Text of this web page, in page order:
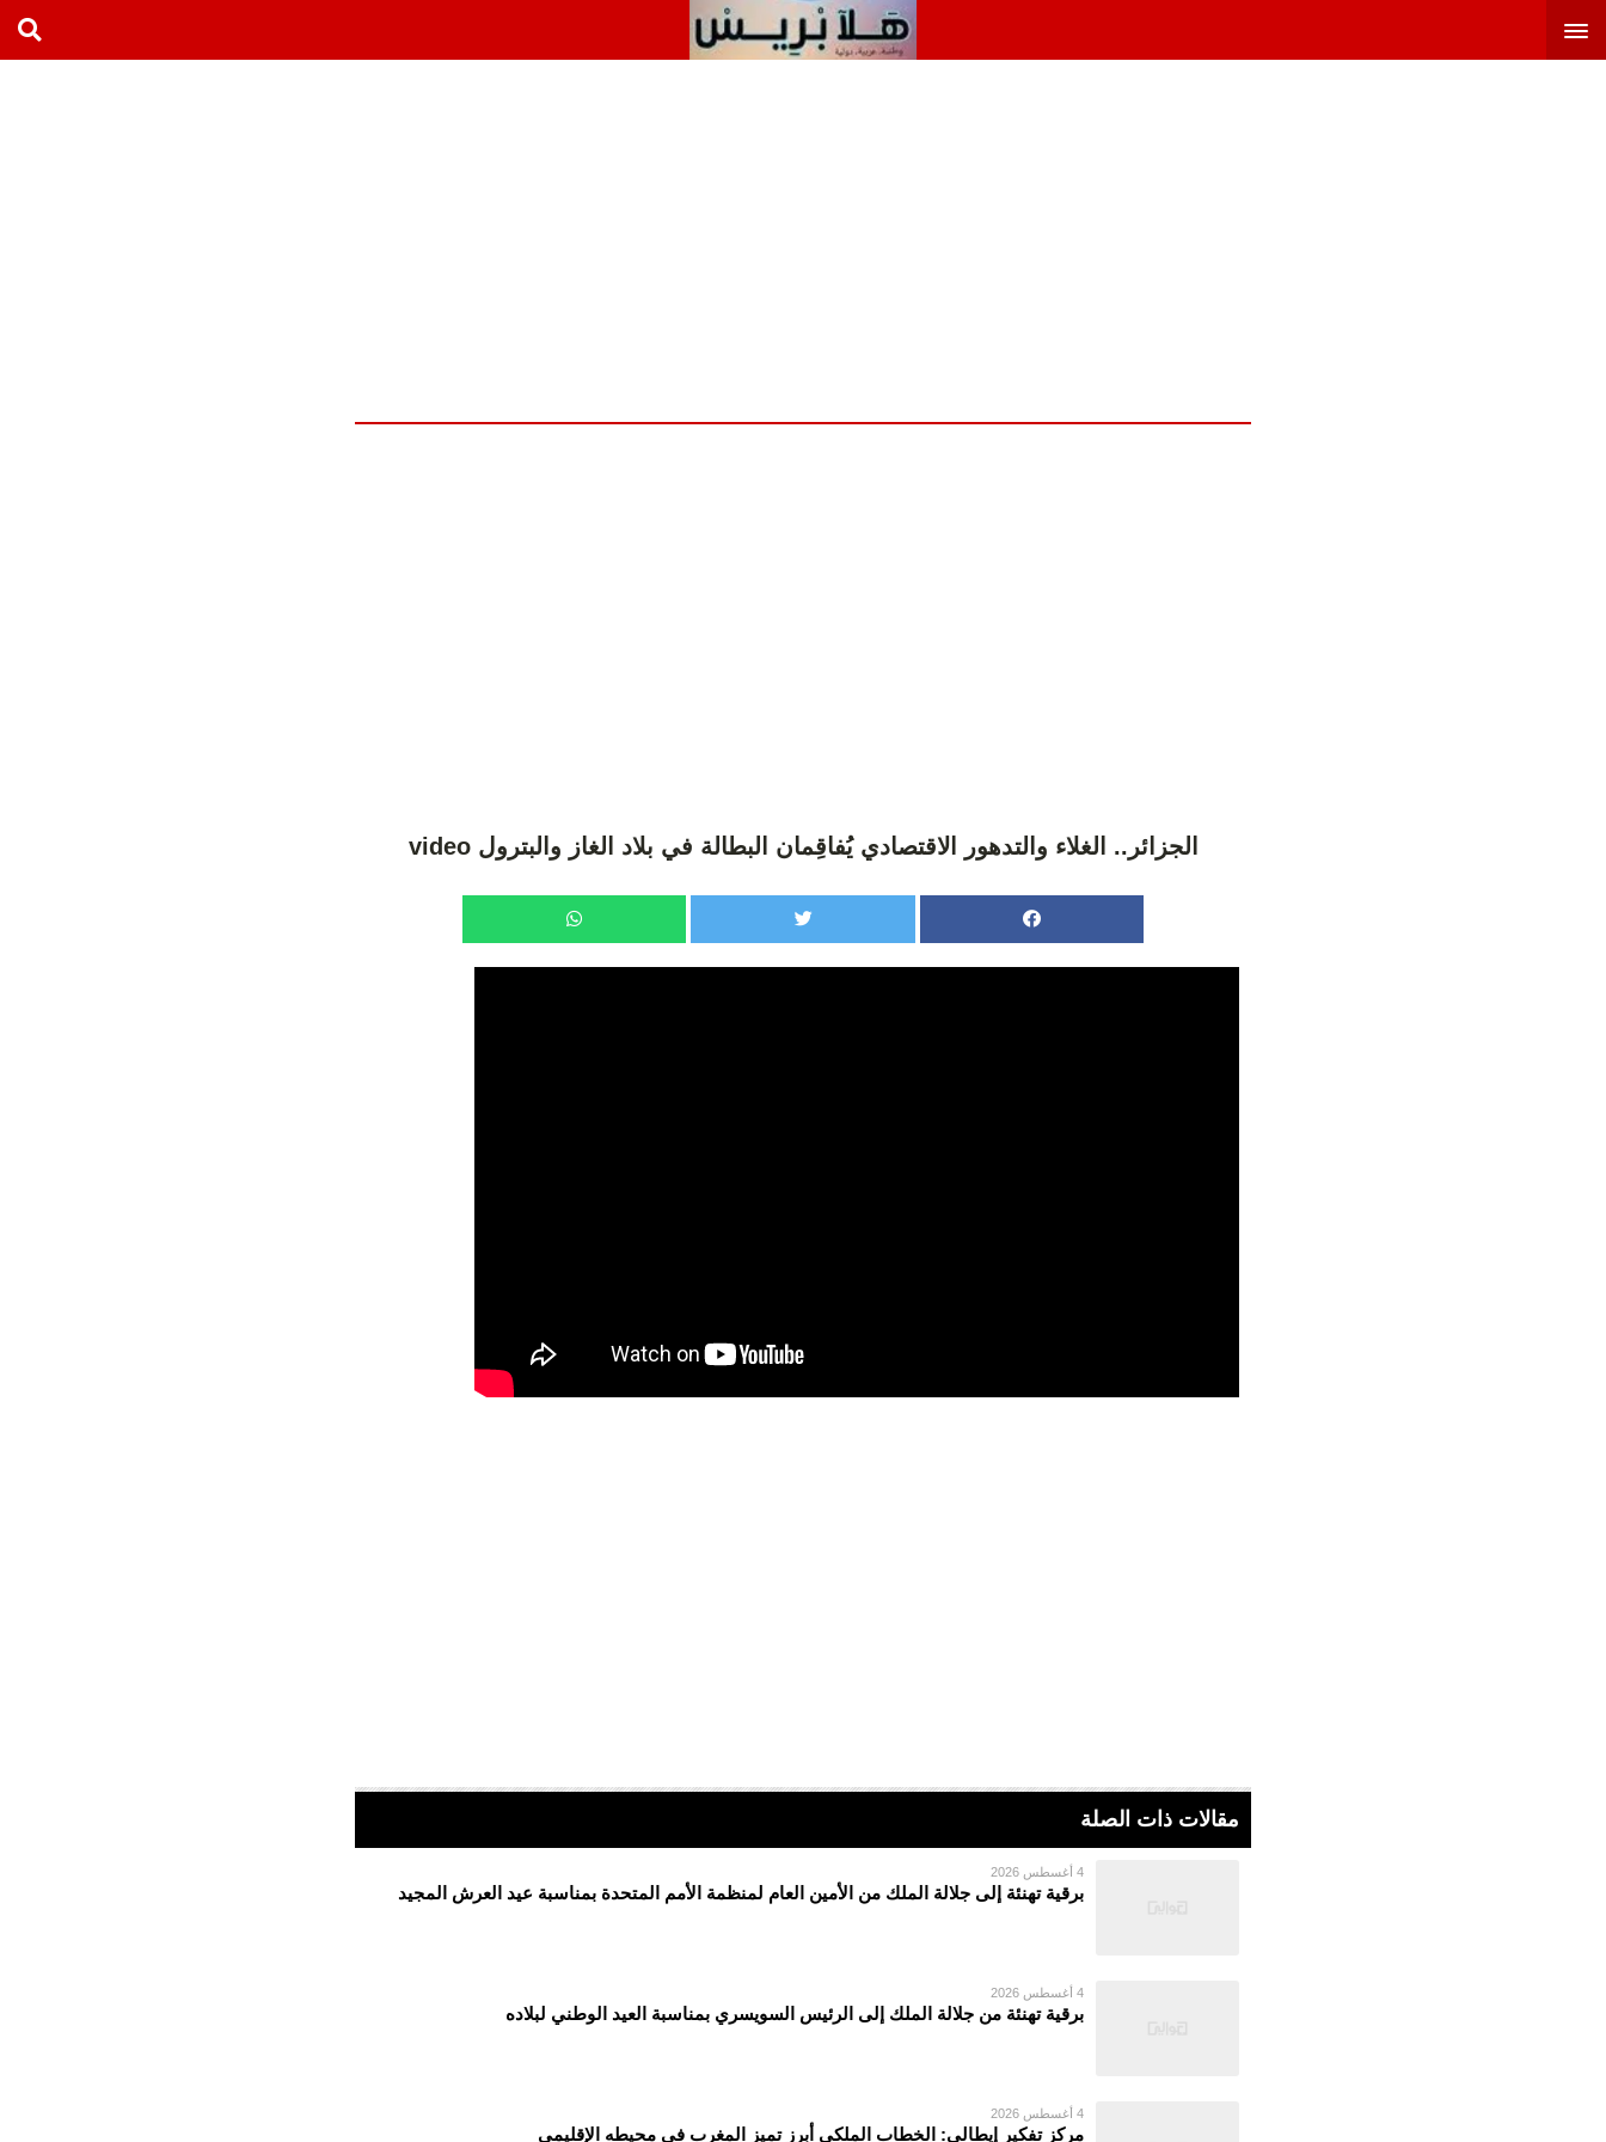
الجزائر.. الغلاء والتدهور الاقتصادي يُفاقِمان البطالة في بلاد الغاز والبترول video
مقالات ذات الصلة
4 أغسطس 2026
برقية تهنئة إلى جلالة الملك من الأمين العام لمنظمة الأمم المتحدة بمناسبة عيد العرش المجيد
4 أغسطس 2026
برقية تهنئة من جلالة الملك إلى الرئيس السويسري بمناسبة العيد الوطني لبلاده
4 أغسطس 2026
مركز تفكير إيطالي: الخطاب الملكي أبرز تميز المغرب في محيطه الإقليمي